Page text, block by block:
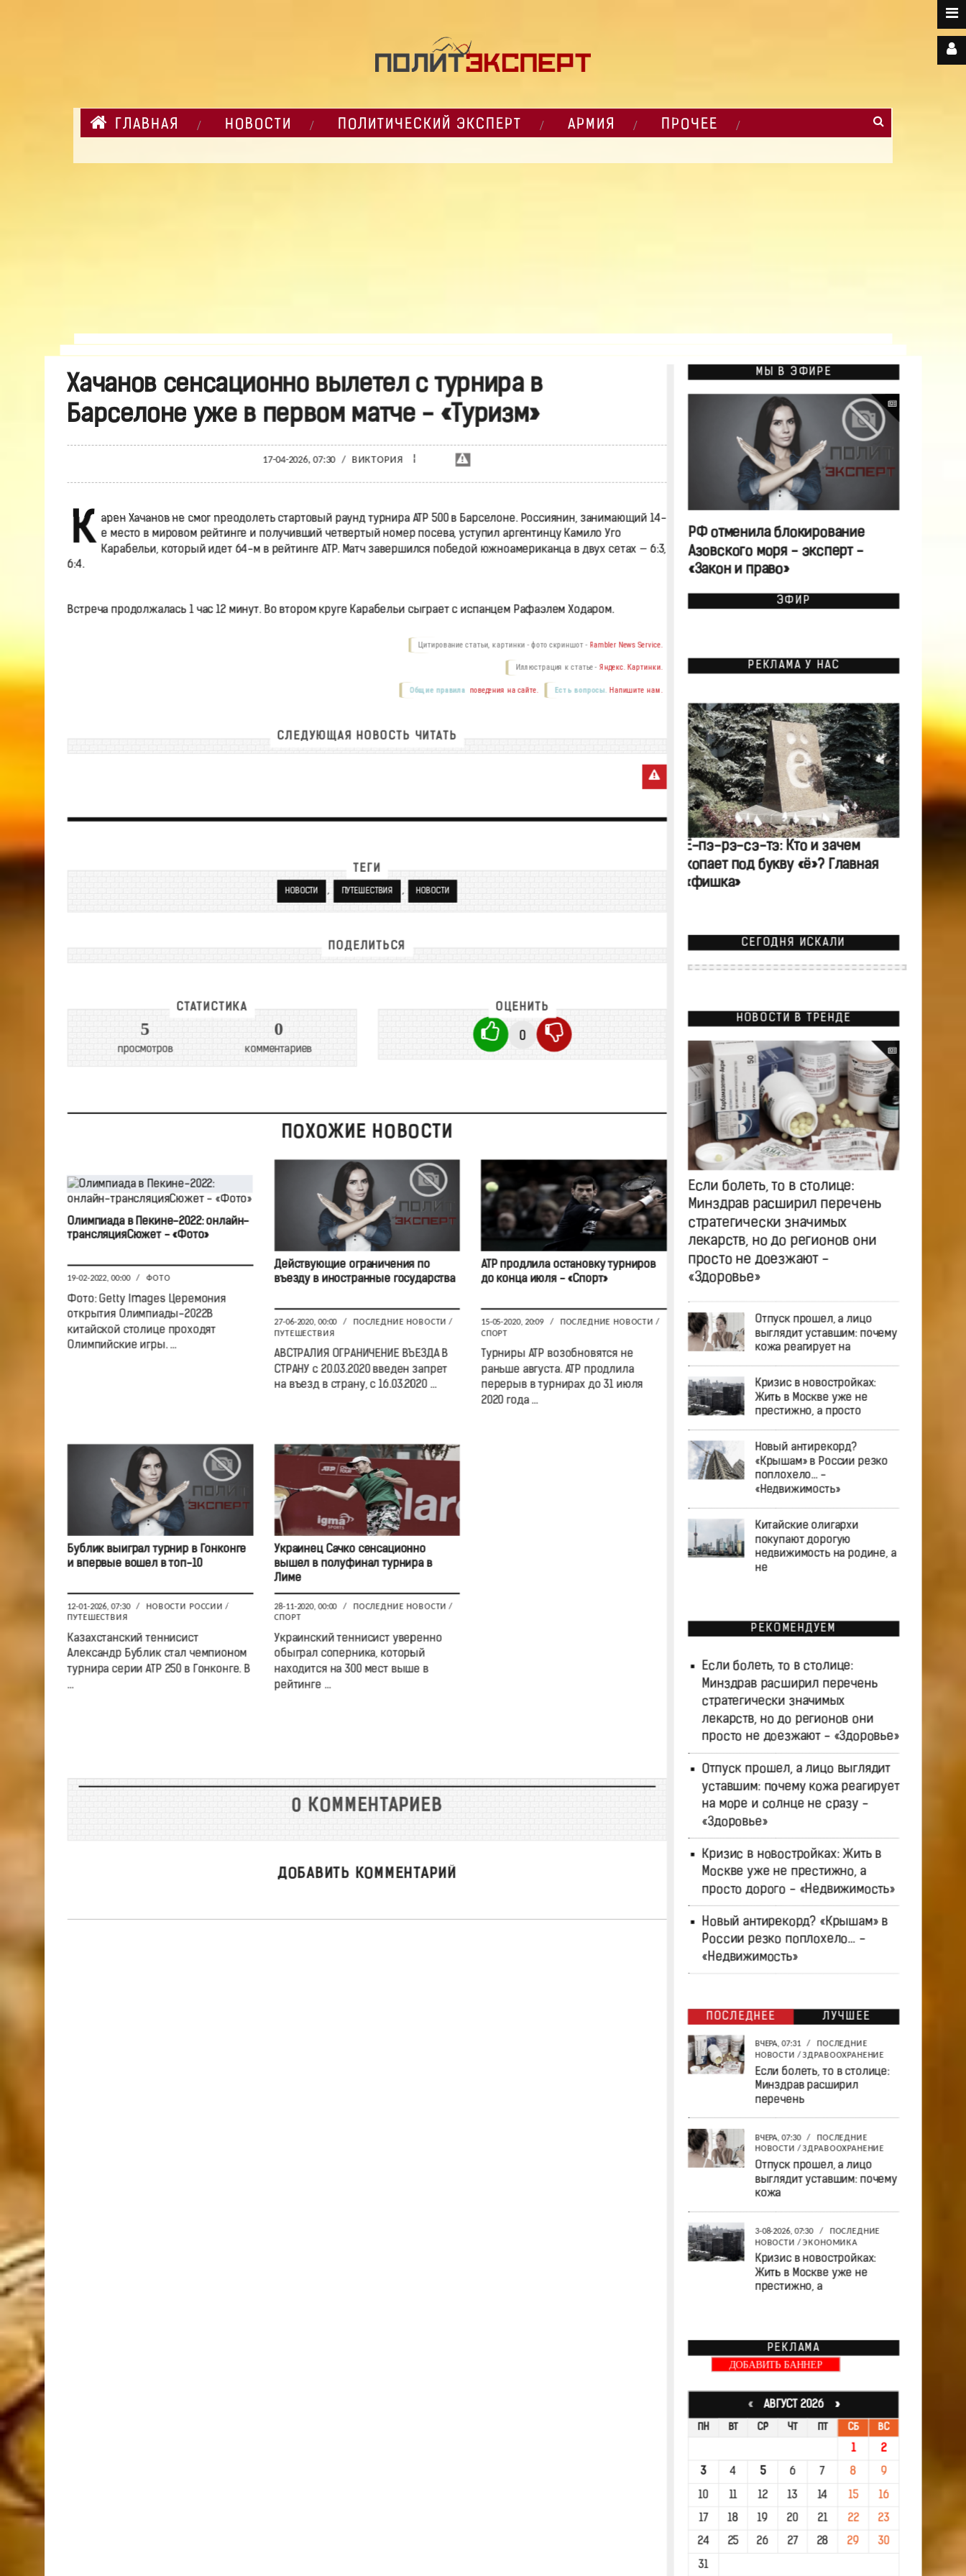
ГЛАВНАЯ НОВОСТИ ПОЛИТИЧЕСКИЙ ЭКСПЕРТ АРМИЯ ПРОЧЕЕ
Хачанов сенсационно вылетел с турнира в
Барселоне уже в первом матче - «Туризм»
17-04-2026, 07:30 / ВИКТОРИЯ ¦
К
арен Хачанов не смог преодолеть стартовый раунд турнира ATP 500 в Барселоне. Россиянин, занимающий 14-
е место в мировом рейтинге и получивший четвертый номер посева, уступил аргентинцу Камило Уго
Карабельи, который идет 64-м в рейтинге ATP. Матч завершился победой южноамериканца в двух сетах — 6:3,
6:4.
Встреча продолжалась 1 час 12 минут. Во втором круге Карабельи сыграет с испанцем Рафаэлем Ходаром.
Цитирование статьи, картинки - фото скриншот - Rambler News Service.
Иллюстрация к статье - Яндекс. Картинки.
Есть вопросы. Напишите нам.
Общие правила поведения на сайте.
СЛЕДУЮЩАЯ НОВОСТЬ ЧИТАТЬ
ТЕГИ
НОВОСТИ , ПУТЕШЕСТВИЯ , НОВОСТИ
ПОДЕЛИТЬСЯ
СТАТИСТИКА
5
просмотров
0
комментариев
ОЦЕНИТЬ
0
ПОХОЖИЕ НОВОСТИ
Олимпиада в Пекине-2022: онлайн-
трансляцияСюжет - «Фото»
19-02-2022, 00:00 / ФОТО
Фото: Getty Images Церемония
открытия Олимпиады-2022В
китайской столице проходят
Олимпийские игры. ...
Действующие ограничения по
въезду в иностранные государства
27-06-2020, 00:00 / ПОСЛЕДНИЕ НОВОСТИ /
ПУТЕШЕСТВИЯ
АВСТРАЛИЯ ОГРАНИЧЕНИЕ ВЪЕЗДА В
СТРАНУ с 20.03.2020 введен запрет
на въезд в страну, с 16.03.2020 ...
ATP продлила остановку турниров
до конца июля - «Спорт»
15-05-2020, 20:09 / ПОСЛЕДНИЕ НОВОСТИ /
СПОРТ
Турниры ATP возобновятся не
раньше августа. ATP продлила
перерыв в турнирах до 31 июля
2020 года ...
Бублик выиграл турнир в Гонконге
и впервые вошел в топ-10
12-01-2026, 07:30 / НОВОСТИ РОССИИ /
ПУТЕШЕСТВИЯ
Казахстанский теннисист
Александр Бублик стал чемпионом
турнира серии ATP 250 в Гонконге. В
...
Украинец Сачко сенсационно
вышел в полуфинал турнира в
Лиме
28-11-2020, 00:00 / ПОСЛЕДНИЕ НОВОСТИ /
СПОРТ
Украинский теннисист уверенно
обыграл соперника, который
находится на 300 мест выше в
рейтинге ...
0 КОММЕНТАРИЕВ
ДОБАВИТЬ КОММЕНТАРИЙ
МЫ В ЭФИРЕ
РФ отменила блокирование
Азовского моря - эксперт -
«Закон и право»
ЭФИР
РЕКЛАМА У НАС
Ё-пэ-рэ-сэ-тэ: Кто и зачем
копает под букву «ё»? Главная
«фишка»
СЕГОДНЯ ИСКАЛИ
НОВОСТИ В ТРЕНДЕ
Если болеть, то в столице:
Минздрав расширил перечень
стратегически значимых
лекарств, но до регионов они
просто не доезжают -
«Здоровье»
Отпуск прошел, а лицо
выглядит уставшим: почему
кожа реагирует на
Кризис в новостройках:
Жить в Москве уже не
престижно, а просто
Новый антирекорд?
«Крышам» в России резко
поплохело… -
«Недвижимость»
Китайские олигархи
покупают дорогую
недвижимость на родине, а
не
РЕКОМЕНДУЕМ
Если болеть, то в столице:
Минздрав расширил перечень
стратегически значимых
лекарств, но до регионов они
просто не доезжают - «Здоровье»
Отпуск прошел, а лицо выглядит
уставшим: почему кожа реагирует
на море и солнце не сразу -
«Здоровье»
Кризис в новостройках: Жить в
Москве уже не престижно, а
просто дорого - «Недвижимость»
Новый антирекорд? «Крышам» в
России резко поплохело… -
«Недвижимость»
ПОСЛЕДНЕЕ ЛУЧШЕЕ
ВЧЕРА, 07:31 /
ПОСЛЕДНИЕ
НОВОСТИ /ЗДРАВООХРАНЕНИЕ
Если болеть, то в столице:
Минздрав расширил
перечень
ВЧЕРА, 07:30 /
ПОСЛЕДНИЕ
НОВОСТИ /ЗДРАВООХРАНЕНИЕ
Отпуск прошел, а лицо
выглядит уставшим: почему
кожа
3-08-2026, 07:30 /
ПОСЛЕДНИЕ
НОВОСТИ /ЭКОНОМИКА
Кризис в новостройках:
Жить в Москве уже не
престижно, а
РЕКЛАМА
ДОБАВИТЬ БАННЕР
«АВГУСТ 2026 »
ПН ВТ СР ЧТ ПТ СБ ВС
1 2
3 4 5 6 7 8 9
10 11 12 13 14 15 16
17 18 19 20 21 22 23
24 25 26 27 28 29 30
31